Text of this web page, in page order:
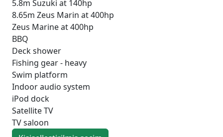
5.8m Suzuki at 140hp
8.65m Zeus Marin at 400hp
Zeus Marine at 400hp
BBQ
Deck shower
Fishing gear - heavy
Swim platform
Indoor audio system
iPod dock
Satellite TV
TV saloon